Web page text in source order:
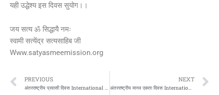
यही उद्धेश्य इस दिवस सुयोग।।
जय सत्य ॐ सिद्धायै नमः
स्वामी सत्येंद्र सत्यसाहिब जी
Www.satyasmeemission.org
Prev
PREVIOUS NEXT
अंतरराष्ट्रीय मानव एकता दिवस International Human Solidarity Day